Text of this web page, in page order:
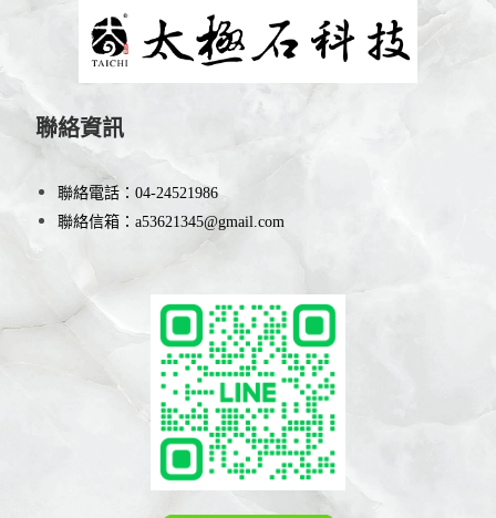
聯絡資訊
聯絡電話：04-24521986
聯絡信箱：a53621345@gmail.com